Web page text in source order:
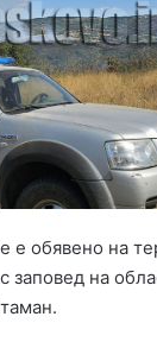
е обявено на
на